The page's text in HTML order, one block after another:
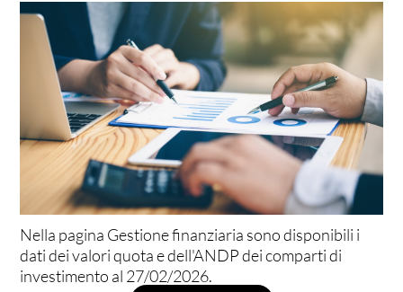
Nella pagina Gestione finanziaria sono disponibili i
dati dei valori quota e dell'ANDP dei comparti di
investimento al 27/02/2026.